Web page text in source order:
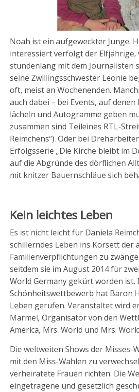
Noah ist ein aufgeweckter Junge.
interessiert verfolgt der Elfjährige,
stundenlang mit dem Journalisten
seine Zwillingsschwester Leonie
oft, meist an Wochenenden.
auch dabei – bei Events, auf denen
lächeln und Autogramme geben
zusammen sind Teileines RTL-
Reimchens“). Oder bei
Erfolgsserie „Die Kirche bleibt im
auf die Abgründe des dörflichen
mit knitzer Bauernschläue sich
Kein leichtes Leben
Es ist nicht leicht für Daniela
schillerndes Leben ins Korsett der
Familienverpflichtungen zu
seitdem sie im August 2014 für
World Germany gekürt worden ist.
Schönheitswettbewerb hat Baron
Leben gerufen. Veranstaltet wird
Marmel, Organisator von den
America, Mrs. World und Mrs.
Die weltweiten Shows der Misses-
mit den Miss-Wahlen zu
verheiratete Frauen richten. Die
eingetragene und gesetzlich